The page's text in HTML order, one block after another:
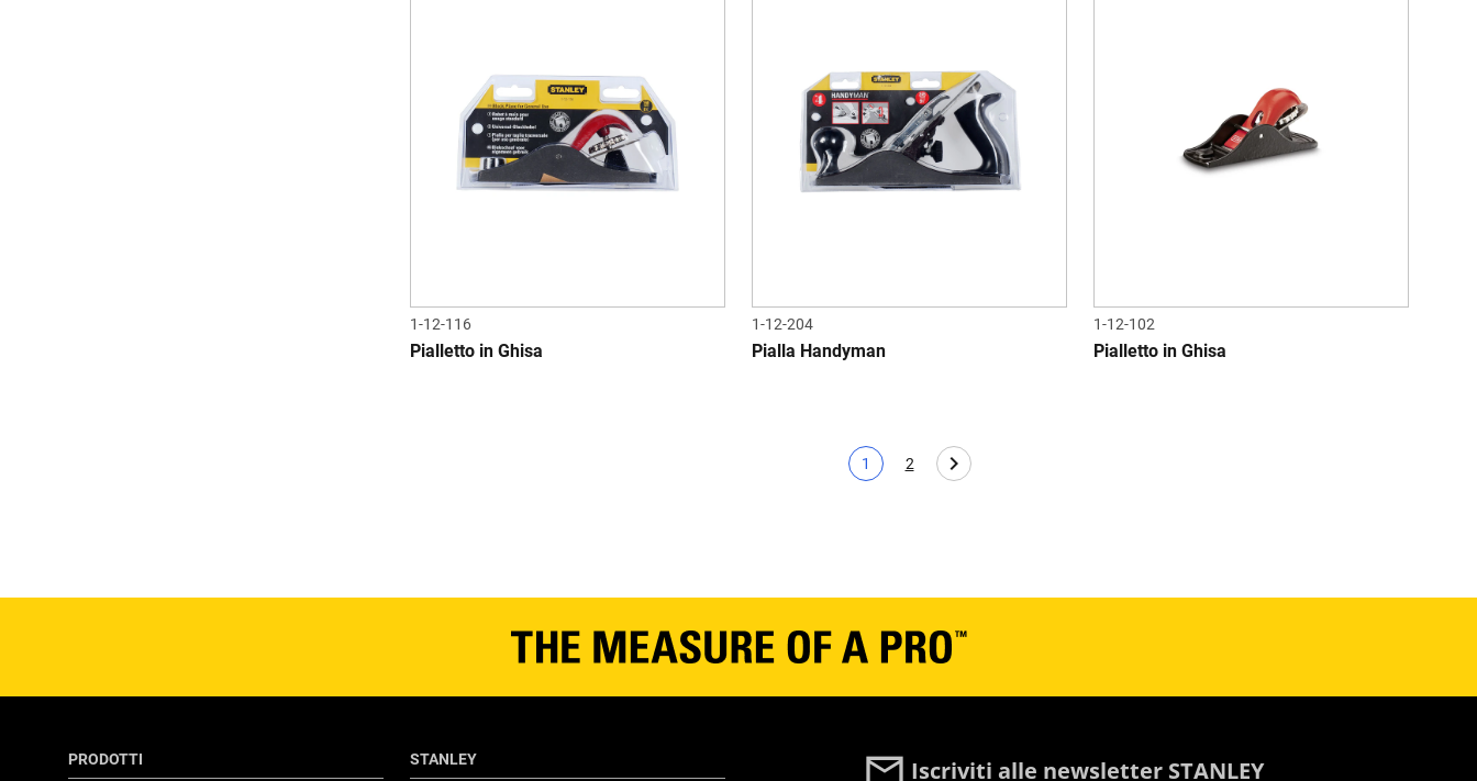
1-12-116
Pialletto in Ghisa
1-12-204
Pialla Handyman
1-12-102
Pialletto in Ghisa
Pagina corrente
1
Page
2
PRODOTTI STANLEY Iscriviti alle newsletter STANLEY